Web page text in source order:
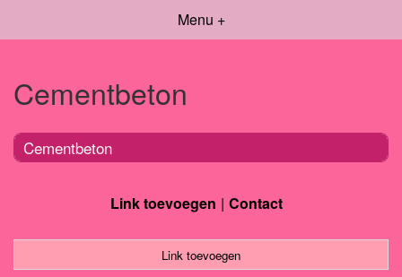
Menu +
Cementbeton
Cementbeton
Link toevoegen Contact
Link toevoegen